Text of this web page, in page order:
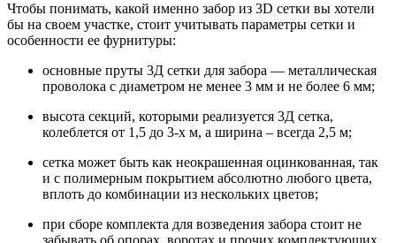
Чтобы понимать, какой именно забор из 3D сетки вы хотели
бы на своем участке, стоит учитывать параметры сетки и
особенности ее фурнитуры:
основные пруты 3Д сетки для забора — металлическая
проволока с диаметром не менее 3 мм и не более 6 мм;
высота секций, которыми реализуется 3Д сетка,
колеблется от 1,5 до 3-х м, а ширина – всегда 2,5 м;
сетка может быть как неокрашенная оцинкованная, так
и с полимерным покрытием абсолютно любого цвета,
вплоть до комбинации из нескольких цветов;
при сборе комплекта для возведения забора стоит не